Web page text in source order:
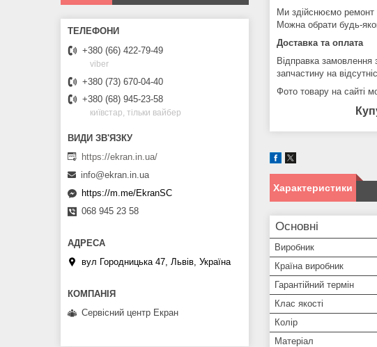
Ми здійснюємо ремонт
Можна обрати будь-
Доставка та оплата
Відправка замовлення
запчастину на
Фото товару на сайті
Характеристики
Основні
Виробник
Країна виробник
Гарантійний термін
Клас якості
Колір
Матеріал
+380 (66) 422-79-49
viber
+380 (73) 670-04-40
+380 (68) 945-23-58
київстар, тільки вайбер
https://ekran.in.ua/
info@ekran.in.ua
https://m.me/EkranSC
068 945 23 58
вул Городницька 47, Львів, Україна
Сервісний центр Екран